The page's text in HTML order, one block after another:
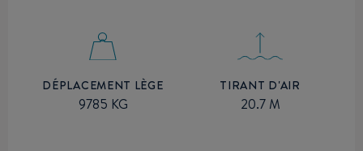
DÉPLACEMENT LÈGE
9785 KG
TIRANT D'AIR
20.7 M